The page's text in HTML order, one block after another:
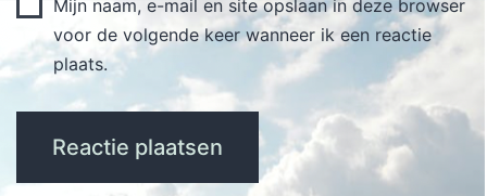
Mijn naam, e-mail en site opslaan in deze browser
voor de volgende keer wanneer ik een reactie
plaats.